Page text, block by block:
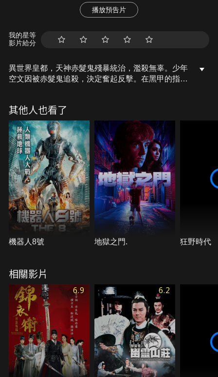
播放預告片
我的星等
影片給分
異世界皇都，天神赤髮鬼殘暴統治，濫殺無辜。少年
空文因被赤髮鬼追殺，決定奮起反擊。在黑甲的指引
界，這時一名男子接下了刺殺他的任務……
其他人也看了
機器人8號 地獄之門. 狂野時代
相關影片
6.9 6.2